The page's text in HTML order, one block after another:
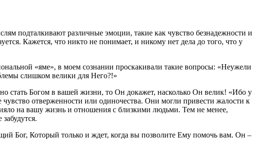
подталкивают различные эмоции, такие как чувство безнадежности и
Кажется, что никто не понимает, и никому нет дела до того, что у
«яме», в моем сознании проскакивали такие вопросы: «Неужели
слишком велики для Него?!»
стать Богом в вашей жизни, то Он докажет, насколько Он велик! «Ибо у
отверженности или одиночества. Они могли привести жалости к
на вашу жизнь и отношения с близкими людьми. Тем не менее,
Бог, Который только и ждет, когда вы позволите Ему помочь вам. Он –